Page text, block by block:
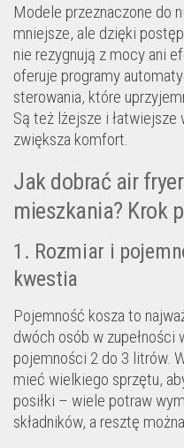
Modele przeznaczone do
mniejsze, ale dzięki
nie rezygnują z mocy ani
oferuje programy
sterowania, które
Są też lżejsze i
zwiększa komfort.
Jak dobrać air
mieszkania? Krok
1. Rozmiar i
kwestia
Pojemność kosza to
dwóch osób w zupełności
pojemności 2 do 3 litrów.
mieć wielkiego sprzętu,
posiłki – wiele potraw
składników, a resztę